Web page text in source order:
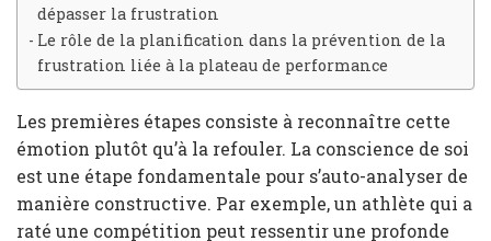
dépasser la frustration
Le rôle de la planification dans la prévention de la
frustration liée à la plateau de performance
Les premières étapes consiste à reconnaître cette
émotion plutôt qu’à la refouler. La conscience de soi
est une étape fondamentale pour s’auto-analyser de
manière constructive. Par exemple, un athlète qui a
raté une compétition peut ressentir une profonde